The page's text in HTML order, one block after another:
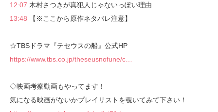
12:07 木村さつきが真犯人じゃないっぽい理由
13:48 【※ここから原作ネタバレ注意】
☆TBSドラマ『テセウスの船』公式HP
https://www.tbs.co.jp/theseusnofune/c…
◇映画考察動画もやってます！
気になる映画がないかプレイリストを覗いてみて下さい！